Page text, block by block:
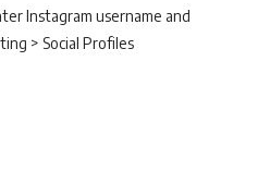
Instagram username and
> Social Profiles